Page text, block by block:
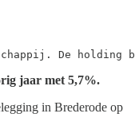
De
jaar met 5,7%.
in Brederode op